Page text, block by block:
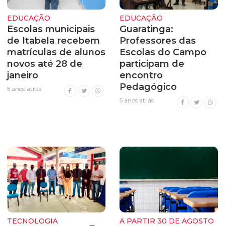
EDUCAÇÃO
Escolas municipais
de Itabela recebem
matrículas de alunos
novos até 28 de
janeiro
5 anos atrás
EDUCAÇÃO
Guaratinga:
Professores das
Escolas do Campo
participam de
encontro
Pedagógico
5 anos atrás
TECNOLOGIA A PARTIR 30 DE AGOSTO